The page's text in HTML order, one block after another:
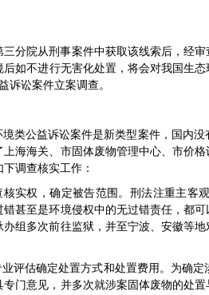
三分院从刑事案件中获取该线索后，经
后如不进行无害化处置，将会对我国生
诉讼案件立案调查。
境类公益诉讼案件是新类型案件，国内
上海海关、市固体废物管理中心、市价
调查核实工作：
核实权，确定被告范围。刑法注重主客
错甚至是环境侵权中的无过错责任，都
办组多次前往监狱，并至宁波、安徽等
评估确定处置方式和处置费用。为确
专门意见，并多次就涉案固体废物的处